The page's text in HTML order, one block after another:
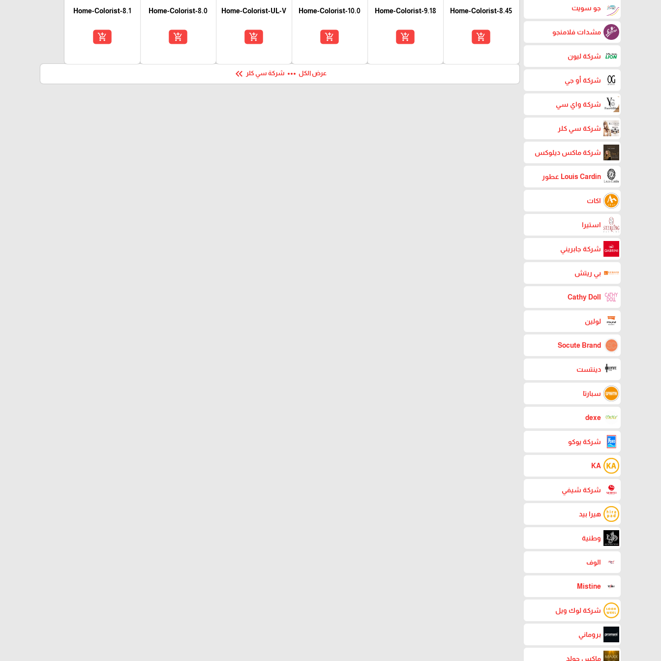
جو سويت
مشدات فلامنجو
شركة ليون
شركة أو جي
شركة واي سي
شركة سي كلر
شركة ماكس ديلوكس
Louis Cardin عطور
اكات
استيرا
شركة جابريني
بي ريتش
Cathy Doll
لولين
Socute Brand
دينتست
سبارتا
dexe
شركة يوكو
KA
شركة شيفي
هيرا بيد
وطنية
الوف
Mistine
شركة لوك ويل
بروماني
ماكس جولد
Home-Colorist-8.45
add_shopping_cart
Home-Colorist-9.18
add_shopping_cart
Home-Colorist-10.0
add_shopping_cart
Home-Colorist-UL-V
add_shopping_cart
Home-Colorist-8.0
add_shopping_cart
Home-Colorist-8.1
add_shopping_cart
عرض الكل more_horiz شركة سي كلر keyboard_double_arrow_left